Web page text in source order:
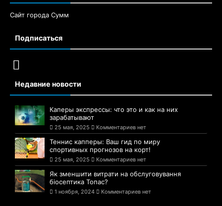
Сайт города Сумм
Подписаться
Недавние новости
Каперы экспрессы: что это и как на них
зарабатывают
25 мая, 2025 Комментариев нет
Теннис капперы: Ваш гид по миру
спортивных прогнозов на корт!
25 мая, 2025 Комментариев нет
Як зменшити витрати на обслуговування
біосептика Топас?
1 ноября, 2024 Комментариев нет